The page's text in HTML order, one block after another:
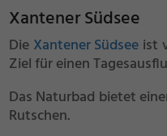
Xantener Südsee
Die Xantener Südsee ist
Ziel für einen
Das Naturbad bietet
Rutschen.